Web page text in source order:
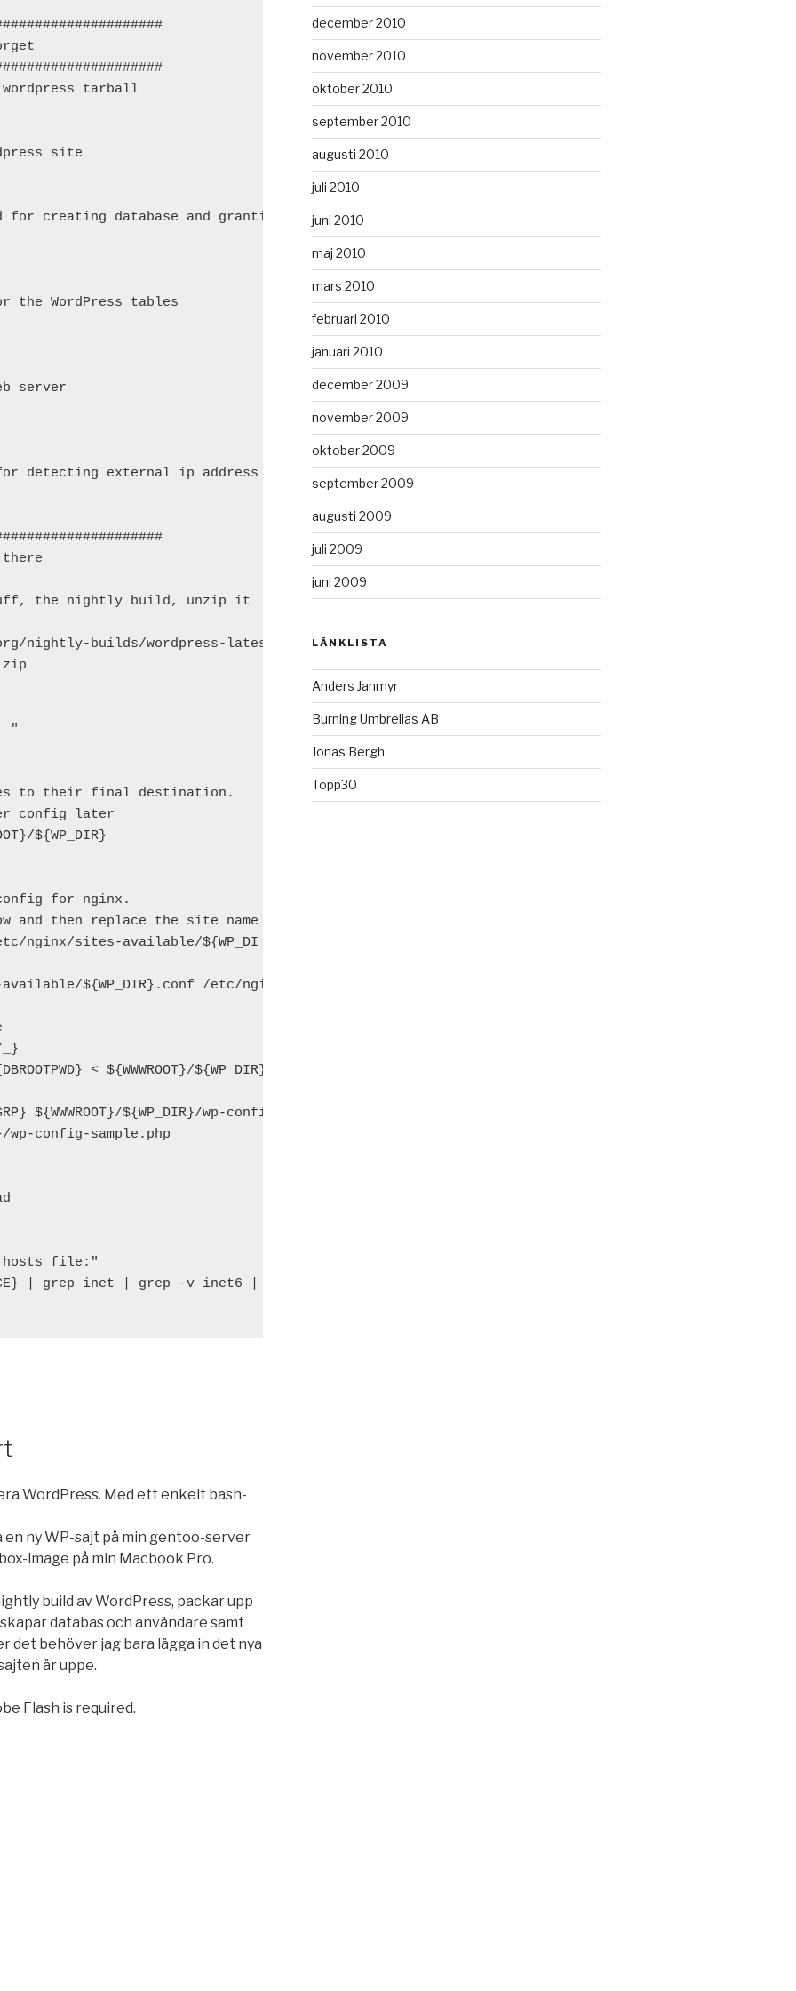
tarball
site
for creating database and granting rights
the WordPress tables
server
detecting external ip address
the nightly build, unzip it
nightly-builds/wordpress-latest.zip
"
to their final destination.
config later
${WP_DIR}
for nginx.
and then replace the site name
nginx/sites-available/${WP_DI
${WP_DIR}.conf /etc/nginx/sites-enabled/
_}
< ${WWWROOT}/${WP_DIR}/wp-config.php
${WWWROOT}/${WP_DIR}/wp-config.php
wp-config-sample.php
hosts file:"
| grep inet | grep -v inet6 | cut -d ":" -f 2 | cut -d
WordPress. Med ett enkelt bash-
ny WP-sajt på min gentoo-server
image på min Macbook Pro.
build av WordPress, packar upp
databas och användare samt
det behöver jag bara lägga in det nya
är uppe.
Flash is required.
december 2010
november 2010
oktober 2010
september 2010
augusti 2010
juli 2010
juni 2010
maj 2010
mars 2010
februari 2010
januari 2010
december 2009
november 2009
oktober 2009
september 2009
augusti 2009
juli 2009
juni 2009
LÄNKLISTA
Anders Janmyr
Burning Umbrellas AB
Jonas Bergh
Topp30